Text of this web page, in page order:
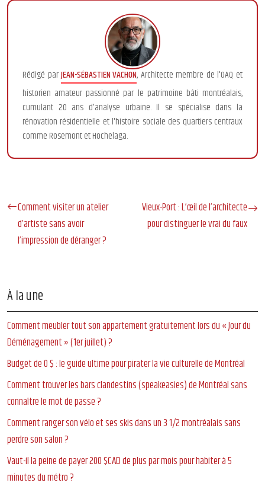
Rédigé parJEAN-SÉBASTIEN VACHON, Architecte membre de l'OAQ et
historien amateur passionné par le patrimoine bâti montréalais,
cumulant 20 ans d'analyse urbaine. Il se spécialise dans la
rénovation résidentielle et l'histoire sociale des quartiers centraux
comme Rosemont et Hochelaga.
Comment visiter un atelier
d’artiste sans avoir
l’impression de déranger ?
Vieux-Port : L’œil de l’architecte
pour distinguer le vrai du faux
À la une
Comment meubler tout son appartement gratuitement lors du « Jour du
Déménagement » (1er juillet) ?
Budget de 0 $ : le guide ultime pour pirater la vie culturelle de Montréal
Comment trouver les bars clandestins (speakeasies) de Montréal sans
connaître le mot de passe ?
Comment ranger son vélo et ses skis dans un 3 1/2 montréalais sans
perdre son salon ?
Vaut-il la peine de payer 200 $CAD de plus par mois pour habiter à 5
minutes du métro ?